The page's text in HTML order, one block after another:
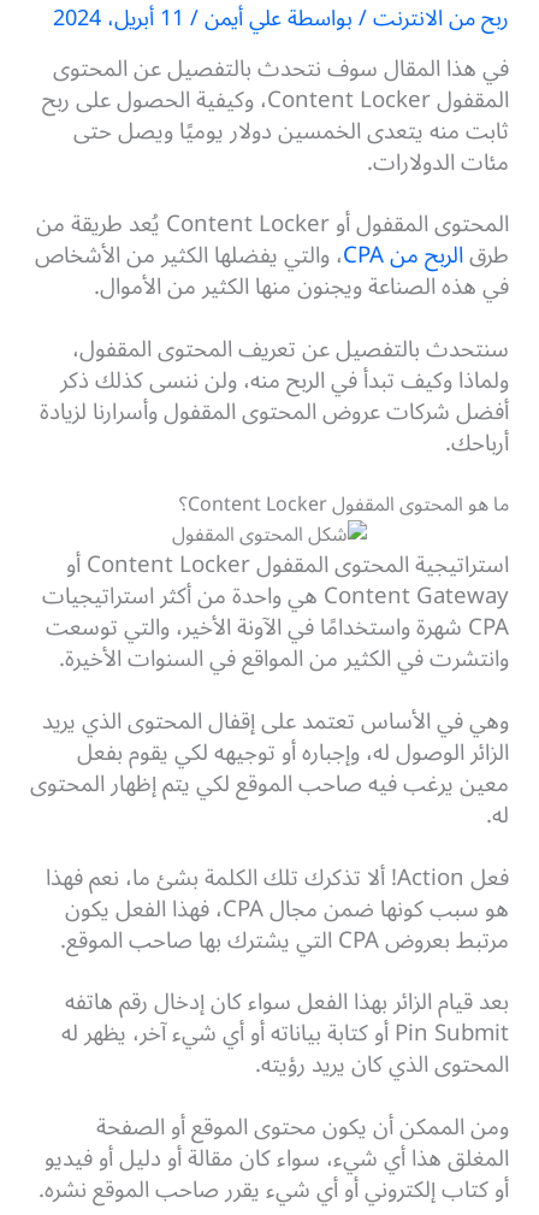
ربح من الانترنت/ بواسطةعلي أيمن/ 11 أبريل، 2024
في هذا المقال سوف نتحدث بالتفصيل عن المحتوى
المقفول Content Locker، وكيفية الحصول على ربح
ثابت منه يتعدى الخمسين دولار يوميًا ويصل حتى
مئات الدولارات.
المحتوى المقفول أو Content Locker يُعد طريقة من
طرقالربح من CPA ، والتي يفضلها الكثير من الأشخاص
في هذه الصناعة ويجنون منها الكثير من الأموال.
سنتحدث بالتفصيل عن تعريف المحتوى المقفول،
ولماذا وكيف تبدأ في الربح منه، ولن ننسى كذلك ذكر
أفضل شركات عروض المحتوى المقفول وأسرارنا لزيادة
أرباحك.
ما هو المحتوى المقفول Content Locker؟
استراتيجية المحتوى المقفول Content Locker أو
Content Gateway هي واحدة من أكثر استراتيجيات
CPA شهرة واستخدامًا في الآونة الأخير، والتي توسعت
وانتشرت في الكثير من المواقع في السنوات الأخيرة.
وهي في الأساس تعتمد على إقفال المحتوى الذي يريد
الزائر الوصول له، وإجباره أو توجيهه لكي يقوم بفعل
معين يرغب فيه صاحب الموقع لكي يتم إظهار المحتوى
له.
فعل Action! ألا تذكرك تلك الكلمة بشئ ما، نعم فهذا
هو سبب كونها ضمن مجال CPA، فهذا الفعل يكون
مرتبط بعروض CPA التي يشترك بها صاحب الموقع.
بعد قيام الزائر بهذا الفعل سواء كان إدخال رقم هاتفه
Pin Submit أو كتابة بياناته أو أي شيء آخر، يظهر له
المحتوى الذي كان يريد رؤيته.
ومن الممكن أن يكون محتوى الموقع أو الصفحة
المغلق هذا أي شيء، سواء كان مقالة أو دليل أو فيديو
أو كتاب إلكتروني أو أي شيء يقرر صاحب الموقع نشره.